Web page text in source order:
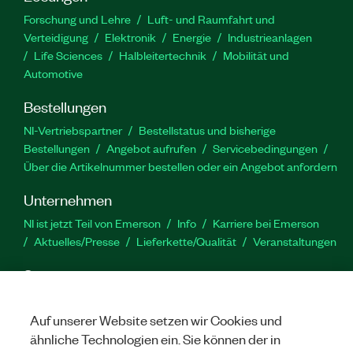
Automatisierungsplattformen wie TestStand und
Python. Zur Validierung mit diesem Tool ist eine
benutzerdefinierte Interposer-Karte von Soliton
erforderlich. Auf Anfrage wird eine kostenlose
Karte zur Verfügung gestellt.
Artikelnummer(n): 788921-35 | 788920-35
Forschung und Lehre
Luft- und Raumfahrt und
Verteidigung
Elektronik Energie
Industrieanlagen
Life Sciences
Halbleitertechnik
Mobilität und
Automotive
Bestellungen
NI-Vertriebspartner
Bestellstatus und bisherige
Bestellungen
Angebot aufrufen
Servicebedingungen
Über die Artikelnummer bestellen oder ein Angebot anfordern
Unternehmen
NI ist jetzt Teil von Emerson Info
Karriere bei Emerson
Aktuelles/Presse
Lieferkette/Qualität Veranstaltungen
Support
Produktaktivierung
Serviceanfrage stellen
Feedback
zur Website
Auf unserer Website setzen wir Cookies und
ähnliche Technologien ein. Sie können der in